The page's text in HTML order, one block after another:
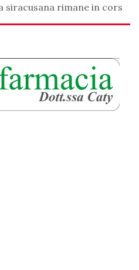
siracusana rimane in cors